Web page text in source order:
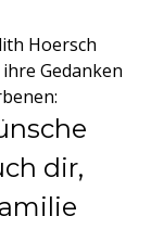
Hoersch
Gedanken
dir,